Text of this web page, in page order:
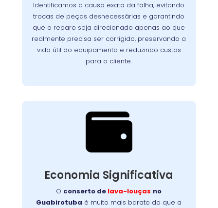
Identificamos a causa exata da falha, evitando
trocas de peças desnecessárias e garantindo
que o reparo seja direcionado apenas ao que
realmente precisa ser corrigido, preservando a
vida útil do equipamento e reduzindo custos
para o cliente.
a origem dos problemas.
Assim, evitamos
reparos desnecessários, preservamos a vida útil
do aparelho e asseguramos que o cliente
pague apenas pelo que realmente precisa ser
corrigido.

Economia Significativa
O conserto de lava-louças no
Guabirotuba é muito mais barato do que a
Custo-Benefício
Garantido
Recuperar o desempenho do seu
equipamento é simples e rápido. O
conserto
lava-louças
no Guabirotuba
garante
mais durabilidade, evita trocas caras e devolve